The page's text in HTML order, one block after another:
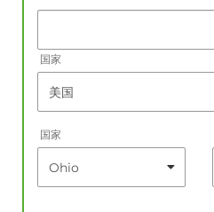
国家
国家